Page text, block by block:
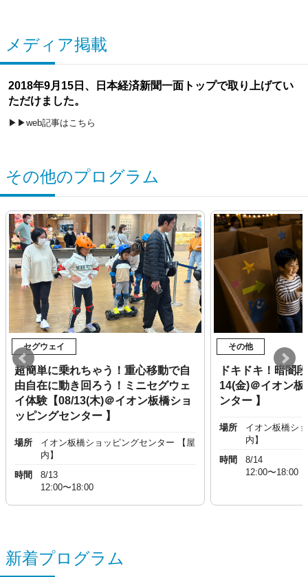
メディア掲載
2018年9月15日、日本経済新聞一面トップで取り上げてい
ただけました。
▶▶web記事はこちら
その他のプログラム
セグウェイ
超簡単に乗れちゃう！重心移動で自
由自在に動き回ろう！ミニセグウェ
イ体験【08/13(木)＠イオン板橋ショ
ッピングセンター 】
場所
イオン板橋ショッピングセンター 【屋
内】
時間
8/13
12:00〜18:00
その他
ドキドキ！暗闇
14(金)＠イオン
ンター 】
場所
イオン板橋シ
内】
時間
8/14
12:00〜18:00
新着プログラム